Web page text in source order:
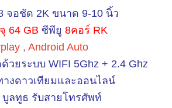
จอชัด 2K ขนาด 9-10 นิ้ว
64 GB ซีพียู 8คอร์ RK
, Android Auto
วยระบบ WIFI 5Ghz + 2.4 Ghz
งดาวเทียมและออนไลน์
บูลทูธ รับสายโทรศัพท์